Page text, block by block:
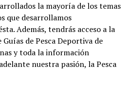
la mayoría de los temas
que desarrollamos
Además, tendrás acceso a la
de Pesca Deportiva de
y toda la información
nuestra pasión, la Pesca